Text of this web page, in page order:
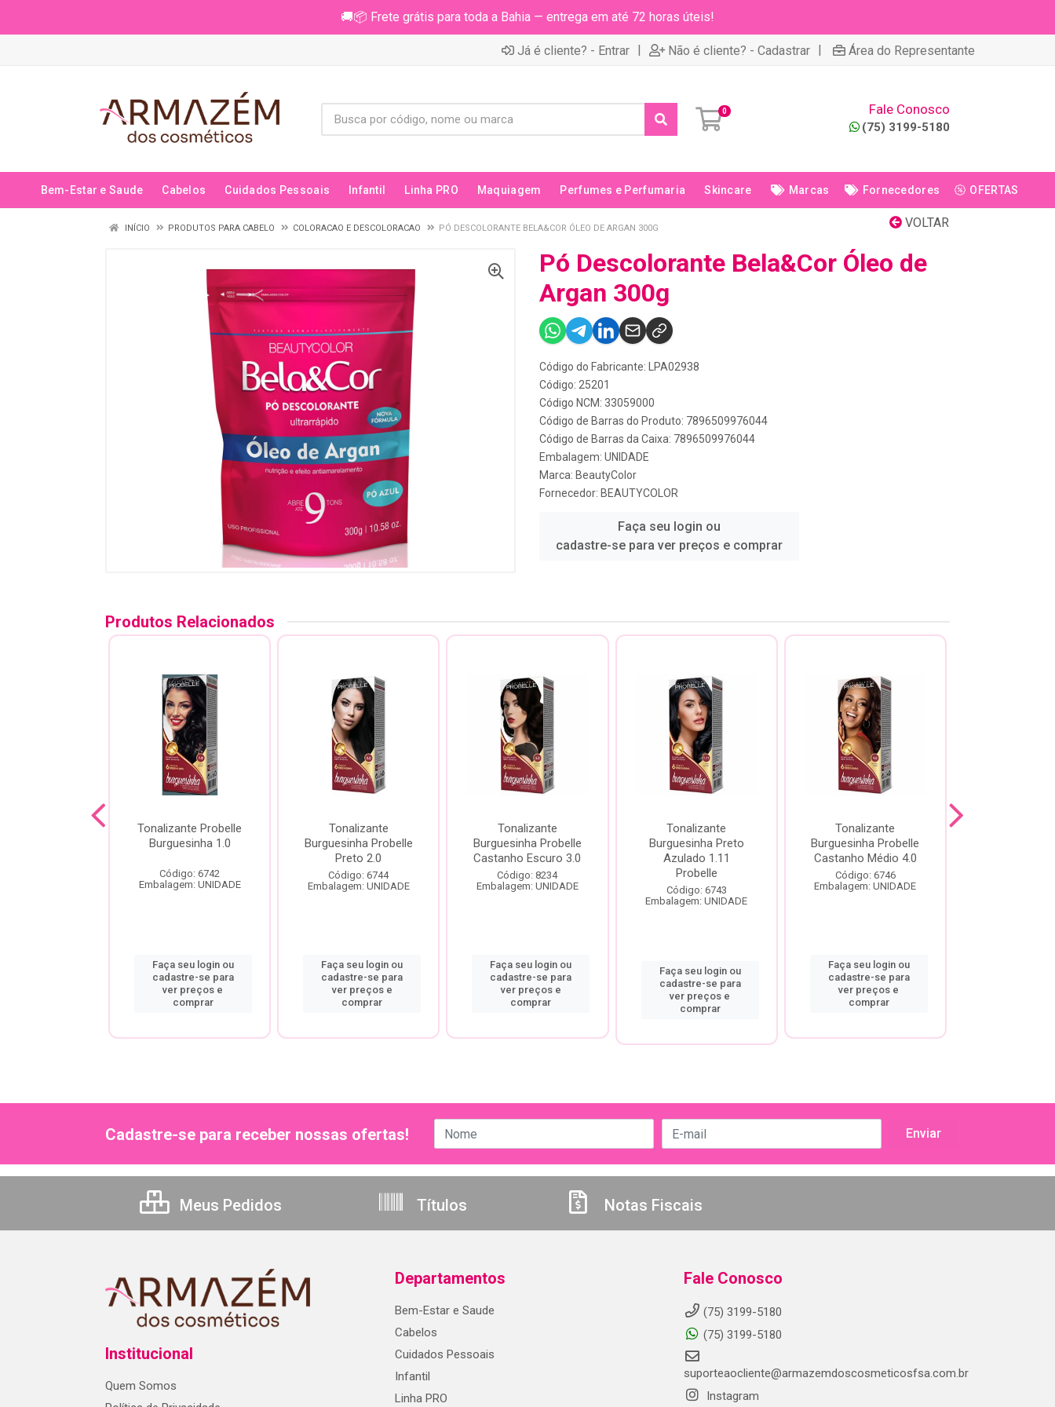
🚚📦 Frete grátis para toda a Bahia — entrega em até 72 horas úteis!
Já é cliente? - Entrar | Não é cliente? - Cadastrar | Área do Representante
0 Fale Conosco
(75) 3199-5180
Bem-Estar e Saude Cabelos Cuidados Pessoais Infantil Linha PRO Maquiagem Perfumes e Perfumaria Skincare Marcas Fornecedores OFERTAS
VOLTAR
INÍCIO PRODUTOS PARA CABELO COLORACAO E DESCOLORACAO PÓ DESCOLORANTE BELA&COR ÓLEO DE ARGAN 300G
Pó Descolorante Bela&Cor Óleo de
Argan 300g
Código do Fabricante: LPA02938
Código: 25201
Código NCM: 33059000
Código de Barras do Produto: 7896509976044
Código de Barras da Caixa: 7896509976044
Embalagem: UNIDADE
Marca: BeautyColor
Fornecedor: BEAUTYCOLOR
Faça seu login ou
cadastre-se para ver preços e comprar
Produtos Relacionados
Tonalizante Probelle
Burguesinha 1.0
Código: 6742
Embalagem: UNIDADE
Faça seu login ou
cadastre-se para
ver preços e
comprar
Tonalizante
Burguesinha Probelle
Preto 2.0
Código: 6744
Embalagem: UNIDADE
Faça seu login ou
cadastre-se para
ver preços e
comprar
Tonalizante
Burguesinha Probelle
Castanho Escuro 3.0
Código: 8234
Embalagem: UNIDADE
Faça seu login ou
cadastre-se para
ver preços e
comprar
Tonalizante
Burguesinha Preto
Azulado 1.11
Probelle
Código: 6743
Embalagem: UNIDADE
Faça seu login ou
cadastre-se para
ver preços e
comprar
Tonalizante
Burguesinha Probelle
Castanho Médio 4.0
Código: 6746
Embalagem: UNIDADE
Faça seu login ou
cadastre-se para
ver preços e
comprar
Cadastre-se para receber nossas ofertas!
Meus Pedidos Títulos Notas Fiscais
Institucional
Quem Somos
Departamentos
Bem-Estar e Saude
Cabelos
Cuidados Pessoais
Infantil
Linha PRO
Fale Conosco
(75) 3199-5180
(75) 3199-5180
suporteaocliente@armazemdoscosmeticosfsa.com.br
Instagram